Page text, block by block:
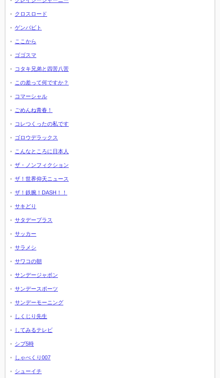
クロスロード
ゲンバビト
ここから
ゴゴスマ
コタキ兄弟と四苦八苦
この差って何ですか？
コマーシャル
ごめんね青春！
コレつくったの私です
ゴロウデラックス
こんなところに日本人
ザ・ノンフィクション
ザ！世界仰天ニュース
ザ！鉄腕！DASH！！
サキどり
サタデープラス
サッカー
サラメシ
サワコの朝
サンデージャポン
サンデースポーツ
サンデーモーニング
しくじり先生
してみるテレビ
シブ5時
しゃべくり007
シューイチ